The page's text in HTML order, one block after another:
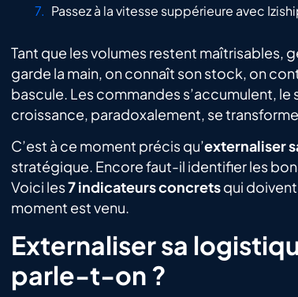
Passez à la vitesse suppérieure avec
Tant que les volumes restent maîtrisables,
garde la main, on connaît son stock, on
bascule. Les commandes s’accumulent,
croissance, paradoxalement, se
C’est à ce moment précis qu’externaliser
stratégique. Encore faut-il identifier les
Voici les7 indicateurs concretsqui
moment est venu.
Externaliser sa
parle-t-on ?